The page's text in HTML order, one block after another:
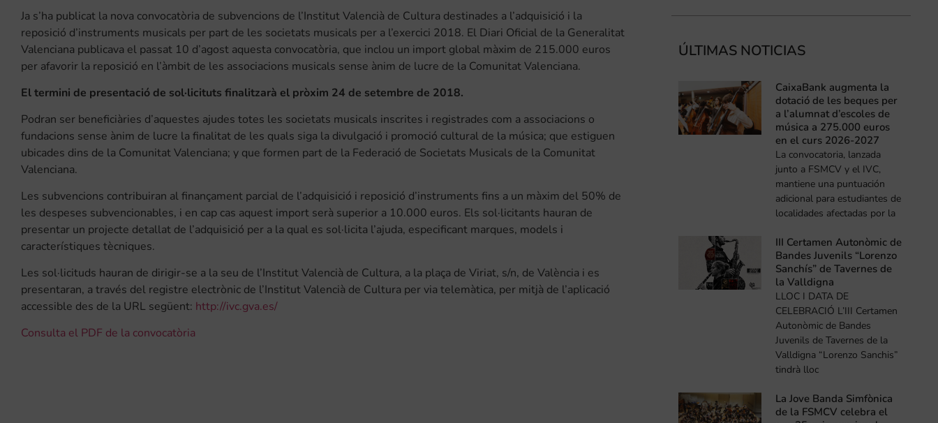
Ja s’ha publicat la nova convocatòria de subvencions de l’Institut Valencià de Cultura destinades a l’adquisició i la
reposició d’instruments musicals per part de les societats musicals per a l’exercici 2018. El Diari Oficial de la Generalitat
Valenciana publicava el passat 10 d’agost aquesta convocatòria, que inclou un import global màxim de 215.000 euros
per afavorir la reposició en l’àmbit de les associacions musicals sense ànim de lucre de la Comunitat Valenciana.
El termini de presentació de sol·licituts finalitzarà el pròxim 24 de setembre de 2018.
Podran ser beneficiàries d’aquestes ajudes totes les societats musicals inscrites i registrades com a associacions o
fundacions sense ànim de lucre la finalitat de les quals siga la divulgació i promoció cultural de la música; que estiguen
ubicades dins de la Comunitat Valenciana; y que formen part de la Federació de Societats Musicals de la Comunitat
Valenciana.
Les subvencions contribuiran al finançament parcial de l’adquisició i reposició d’instruments fins a un màxim del 50% de
les despeses subvencionables, i en cap cas aquest import serà superior a 10.000 euros. Els sol·licitants hauran de
presentar un projecte detallat de l’adquisició per a la qual es sol·licita l’ajuda, especificant marques, models i
característiques tècniques.
Les sol·licituds hauran de dirigir-se a la seu de l’Institut Valencià de Cultura, a la plaça de Viriat, s/n, de València i es
presentaran, a través del registre electrònic de l’Institut Valencià de Cultura per via telemàtica, per mitjà de l’aplicació
accessible des de la URL següent: http://ivc.gva.es/
Consulta el PDF de la convocatòria
ÚLTIMAS NOTICIAS
CaixaBank augmenta la
dotació de les beques per
a l’alumnat d’escoles de
música a 275.000 euros
en el curs 2026-2027
La convocatoria, lanzada
junto a FSMCV y el IVC,
mantiene una puntuación
adicional para estudiantes de
localidades afectadas por la
III Certamen Autonòmic de
Bandes Juvenils “Lorenzo
Sanchís” de Tavernes de
la Valldigna
LLOC I DATA DE
CELEBRACIÓ L’III Certamen
Autonòmic de Bandes
Juvenils de Tavernes de la
Valldigna “Lorenzo Sanchis”
tindrà lloc
La Jove Banda Simfònica
de la FSMCV celebra el